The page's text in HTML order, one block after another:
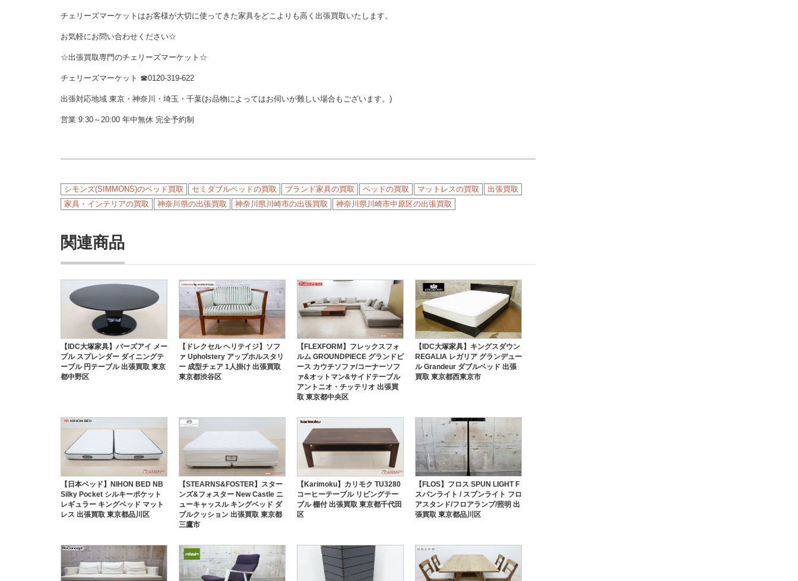
チェリーズマーケットはお客様が大切に使ってきた家具をどこよりも高く出張買取いたします。
お気軽にお問い合わせください☆
☆出張買取専門のチェリーズマーケット☆
チェリーズマーケット ☎︎0120-319-622
出張対応地域 東京・神奈川・埼玉・千葉(お品物によってはお伺いが難しい場合もございます。)
営業 9:30～20:00 年中無休 完全予約制
シモンズ(SIMMONS)のベッド買取 セミダブルベッドの買取 ブランド家具の買取 ベッドの買取 マットレスの買取
出張買取
家具・インテリアの買取
神奈川県の出張買取 神奈川県川崎市の出張買取 神奈川県川崎市中原区の出張買取
関連商品
【IDC大塚家具】バーズアイ メー
プル スプレンダー ダイニングテ
ーブル 円テーブル 出張買取 東京
都中野区
【ドレクセル ヘリテイジ】ソフ
ァ Upholstery アップホルスタリ
ー 成型チェア 1人掛け 出張買取
東京都渋谷区
【FLEXFORM】フレックスフォ
ルム GROUNDPIECE グランドピ
ース カウチソファ/コーナーソフ
ァ&オットマン&サイドテーブル
アントニオ・チッテリオ 出張買
取 東京都中央区
【IDC大塚家具】キングスダウン
REGALIA レガリア グランデュー
ル Grandeur ダブルベッド 出張
買取 東京都西東京市
【日本ベッド】NIHON BED NB
Silky Pocket シルキーポケット
レギュラー キングベッド マット
レス 出張買取 東京都品川区
【STEARNS&FOSTER】スター
ンズ&フォスター New Castle ニ
ューキャッスル キングベッド ダ
ブルクッション 出張買取 東京都
三鷹市
【Karimoku】カリモク TU3280
コーヒーテーブル リビングテー
ブル 棚付 出張買取 東京都千代田
区
【FLOS】フロス SPUN LIGHT F
スパンライト / スプンライト フロ
アスタンド/フロアランプ/照明 出
張買取 東京都品川区